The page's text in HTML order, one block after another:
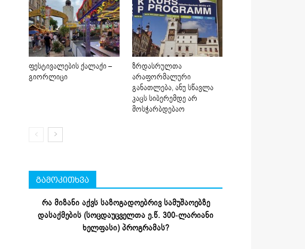
ფესტივალების ქალაქი –
გიორლიცი
ზრდასრულთა
არაფორმალური
განათლება, ანუ სწავლა
კაცს სიბერემდე არ
მოსჭარბდებაო
გამოკითხვა
რა მიზანი აქვს საზოგადოებრივ სამუშაოებზე
დასაქმების (სოცდაუცველთა ე.წ. 300-ლარიანი
ხელფასი) პროგრამას?